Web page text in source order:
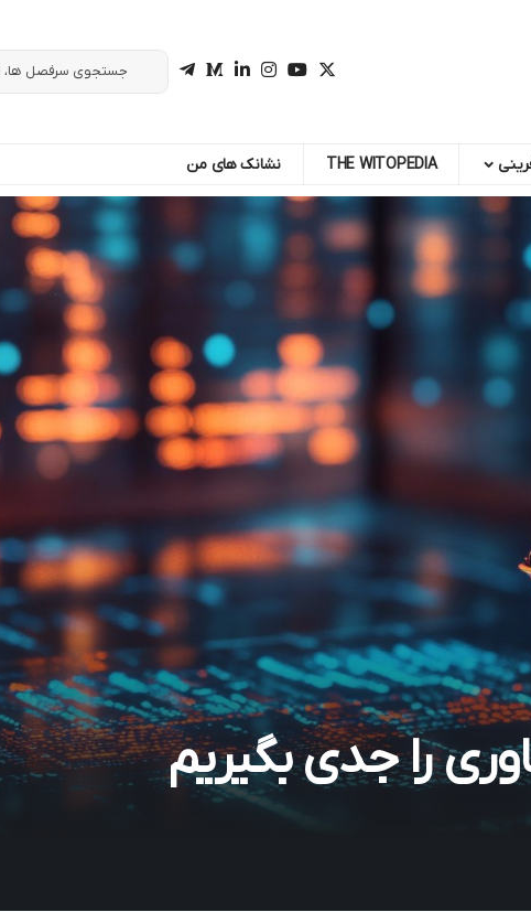
THE WITOPEDIA نشانک های من
را جدی بگیریم